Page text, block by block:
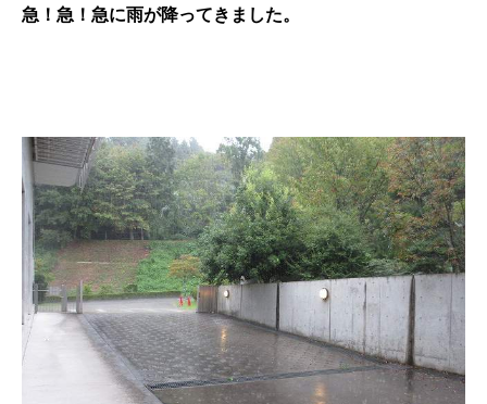
急！急！急に雨が降ってきました。